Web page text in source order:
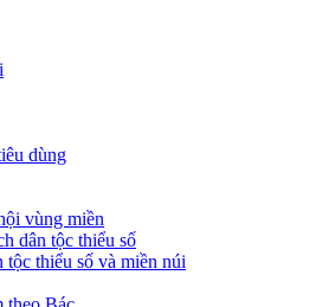
dùng
vùng miền
dân tộc thiểu số
tộc thiểu số và miền núi